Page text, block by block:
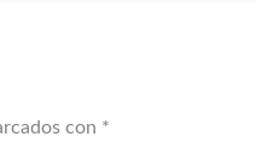
con *